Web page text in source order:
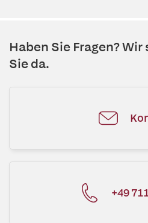
Haben Sie Fragen?
Sie da.
+49